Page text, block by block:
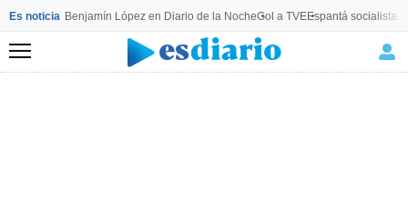
Es noticia Benjamín López en Diario de la NocheGol a TVEEspantá socialista
Menú